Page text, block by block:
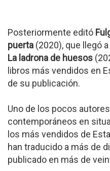
Posteriormente editó
puerta (2020), que llegó
La ladrona de huesos
libros más vendidos en
de su publicación.
Uno de los pocos
contemporáneos en
los más vendidos de
han traducido a más de
publicado en más de